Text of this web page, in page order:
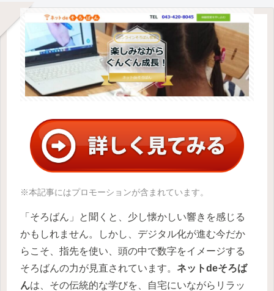
※本記事にはプロモーションが含まれています。
「そろばん」と聞くと、少し懐かしい響きを感じる
かもしれません。しかし、デジタル化が進む今だか
らこそ、指先を使い、頭の中で数字をイメージする
そろばんの力が見直されています。 ネットdeそろば
んは、その伝統的な学びを、自宅にいながらリラッ